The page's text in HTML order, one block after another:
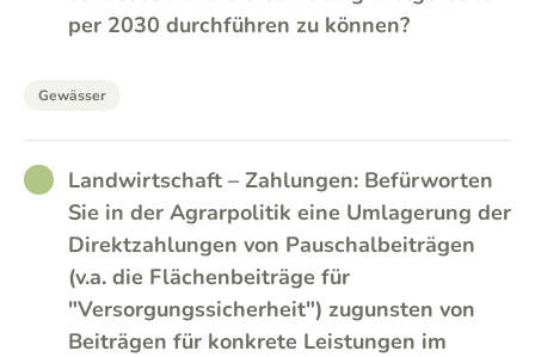
per 2030 durchführen zu können?
Gewässer
RATHER_GOOD
Landwirtschaft – Zahlungen: Befürworten
Sie in der Agrarpolitik eine Umlagerung der
Direktzahlungen von Pauschalbeiträgen
(v.a. die Flächenbeiträge für
"Versorgungssicherheit") zugunsten von
Beiträgen für konkrete Leistungen im